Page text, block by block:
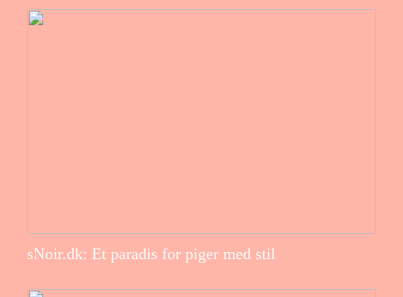
sNoir.dk: Et paradis for piger med stil